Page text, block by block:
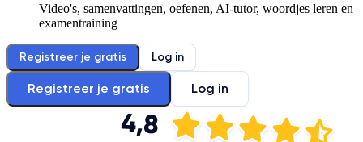
Video's, samenvattingen, oefenen, AI-tutor, woordjes leren en
examentraining
Registreer je gratis Log in
Registreer je gratis Log in